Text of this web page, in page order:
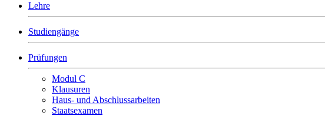
Lehre
Studiengänge
Prüfungen
Modul C
Klausuren
Haus- und Abschlussarbeiten
Staatsexamen